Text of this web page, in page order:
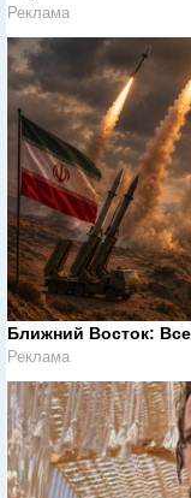
Реклама
Ближний Восток:
Реклама